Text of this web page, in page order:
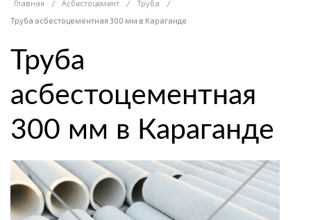
Главная / Асбестоцемент / Труба
/
Труба асбестоцементная 300 мм в Караганде
Труба
асбестоцементная
300 мм в Караганде